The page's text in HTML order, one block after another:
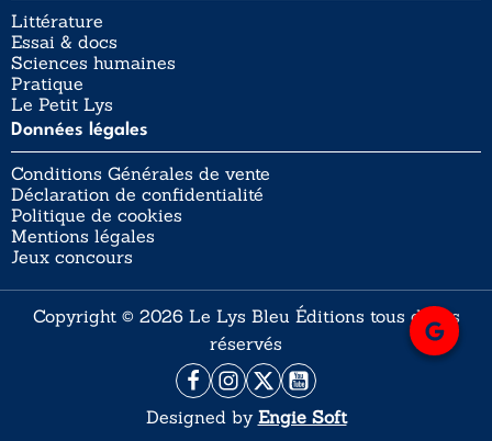
Littérature
Essai & docs
Sciences humaines
Pratique
Le Petit Lys
Données légales
Conditions Générales de vente
Déclaration de confidentialité
Politique de cookies
Mentions légales
Jeux concours
Copyright © 2026 Le Lys Bleu Éditions tous droits
réservés
Designed by Engie Soft